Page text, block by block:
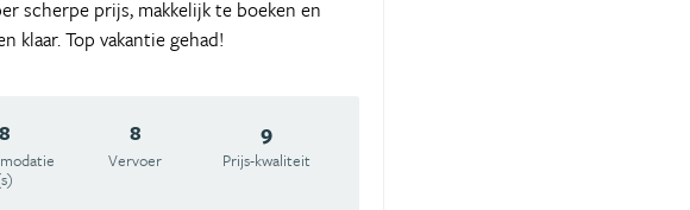
scherpe prijs, makkelijk te boeken en
klaar. Top vakantie gehad!
8 8
Vervoer
9
Prijs-kwaliteit